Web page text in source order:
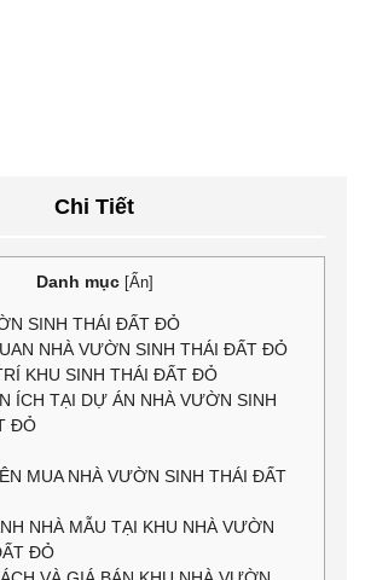
Chi Tiết
Danh mục [Ẩn]
SINH THÁI ĐẤT ĐỎ
NHÀ VƯỜN SINH THÁI ĐẤT ĐỎ
KHU SINH THÁI ĐẤT ĐỎ
ÍCH TẠI DỰ ÁN NHÀ VƯỜN SINH
ĐỎ
MUA NHÀ VƯỜN SINH THÁI ĐẤT
NHÀ MẪU TẠI KHU NHÀ VƯỜN
ĐỎ